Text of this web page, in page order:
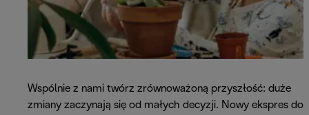
Wspólnie z nami twórz zrównoważoną przyszłość: duże
zmiany zaczynają się od małych decyzji. Nowy ekspres do